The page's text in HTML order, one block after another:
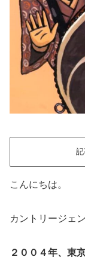
記
こんにちは。
カントリージェ
２００４年、東